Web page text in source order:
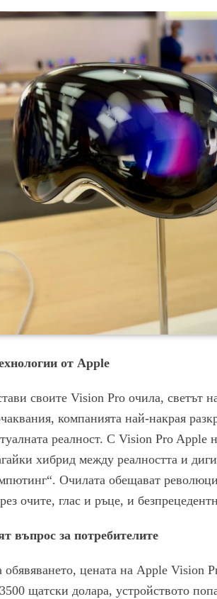
от Apple
своите Vision Pro очила, светът
компанията най-накрая
реалност. С Vision Pro Apple
хибрид между реалността и
Очилата обещават
очите, глас и ръце, и
въпрос за потребителите
цената на Apple Vision
щатски долара, устройството